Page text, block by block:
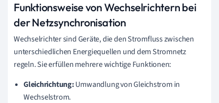
Funktionsweise von Wechselrichtern bei
der Netzsynchronisation
Wechselrichter sind Geräte, die den Stromfluss zwischen
unterschiedlichen Energiequellen und dem Stromnetz
regeln. Sie erfüllen mehrere wichtige Funktionen:
Gleichrichtung:Umwandlung von Gleichstrom in
Wechselstrom.